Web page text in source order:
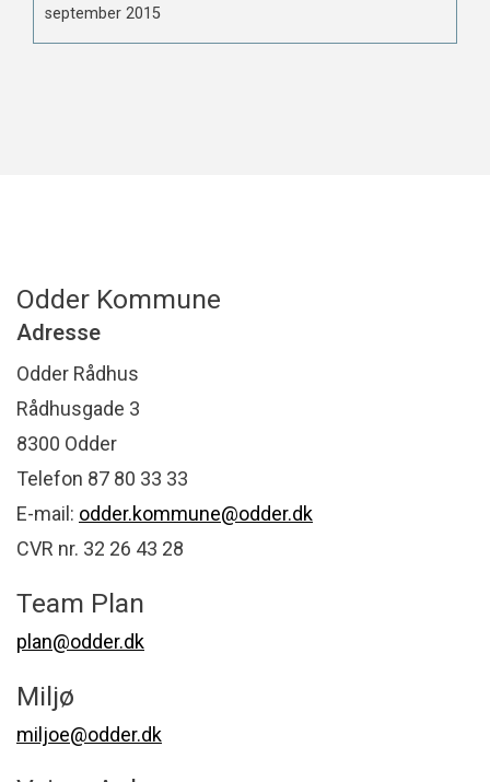
september 2015
Odder Kommune
Adresse
Odder Rådhus
Rådhusgade 3
8300 Odder
Telefon 87 80 33 33
E-mail: odder.kommune@odder.dk
CVR nr. 32 26 43 28
Team Plan
plan@odder.dk
Miljø
miljoe@odder.dk